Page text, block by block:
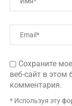
Сохраните
веб-сайт в этом
комментария.
* Используя эту